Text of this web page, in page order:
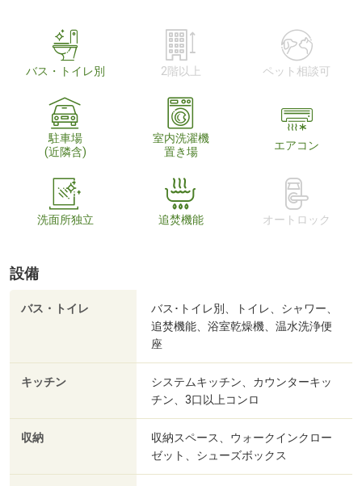
バス・トイレ別 2階以上 ペット相談可
駐車場
(近隣含)
室内洗濯機
置き場
エアコン
洗面所独立 追焚機能 オートロック
設備
バス・トイレ
バス･トイレ別、トイレ、シャワー、
追焚機能、浴室乾燥機、温水洗浄便
座
キッチン
システムキッチン、カウンターキッ
チン、3口以上コンロ
収納
収納スペース、ウォークインクロー
ゼット、シューズボックス